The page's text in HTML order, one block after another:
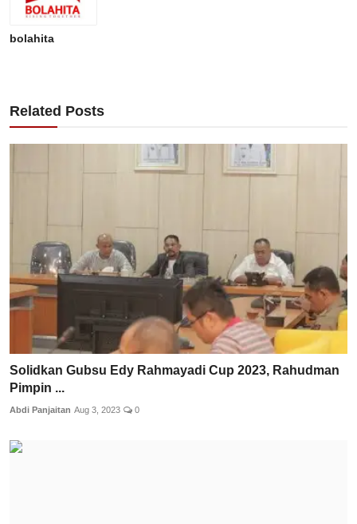
bolahita
Related Posts
Solidkan Gubsu Edy Rahmayadi Cup 2023, Rahudman
Pimpin ...
Abdi Panjaitan Aug 3, 2023 0